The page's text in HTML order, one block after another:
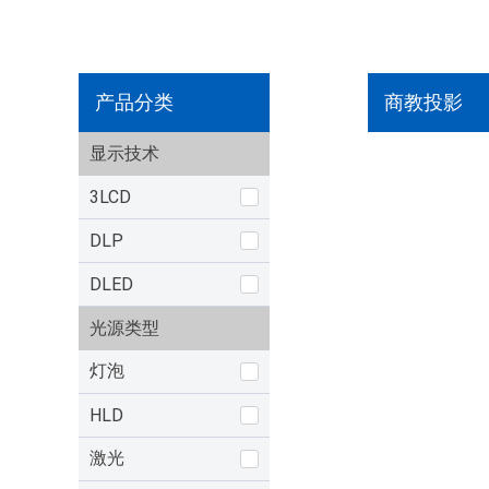
产品分类
显示技术
3LCD
DLP
DLED
光源类型
灯泡
HLD
激光
商教投影